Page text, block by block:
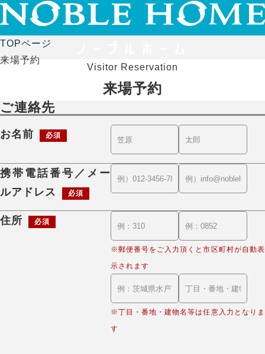
TOPページ
来場予約
Visitor Reservation
来場予約
ご連絡先
お名前 必須
携帯電話番号／メー
ルアドレス
必須
住所 必須
※郵便番号をご入力頂くと市区町村が自動表
示されます
※丁目・番地・建物名等は任意入力となりま
す